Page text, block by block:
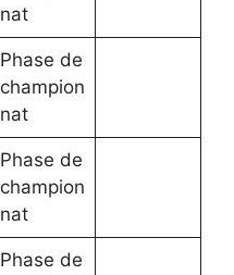
nat
Phase de
champion
nat
Phase de
champion
nat
Phase de